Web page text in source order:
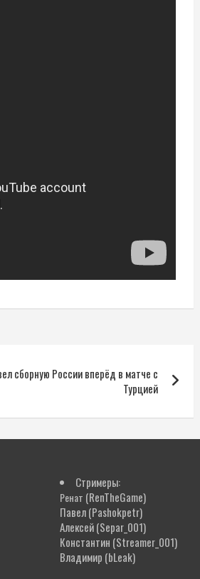
сборную России вперёд в матче с
Турцией
Стримеры:
Ренат (RenTheGame)
Павел(Pashokpetr)
Алексей(Separ_001)
Константин (Streamer_001)
Владимир (bLeak)